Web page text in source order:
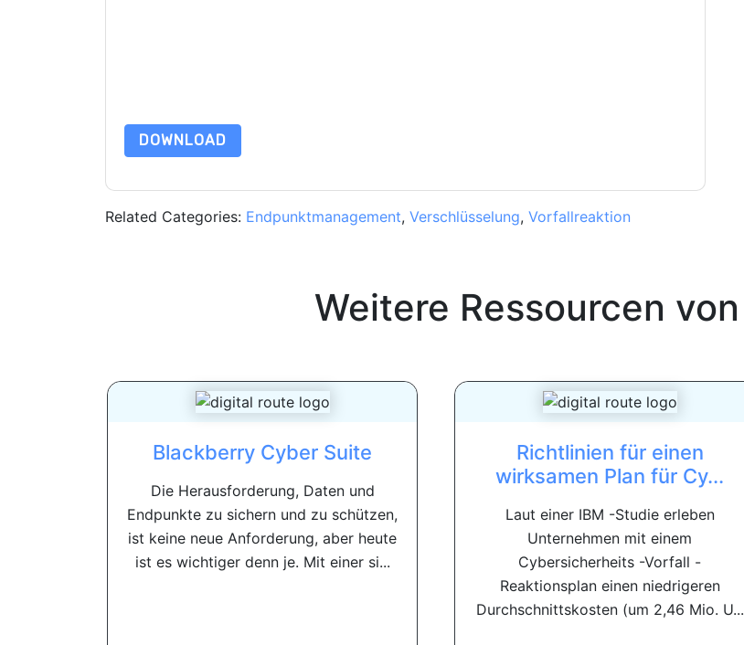
DOWNLOAD
Related Categories: Endpunktmanagement, Verschlüsselung, Vorfallreaktion
Weitere Ressourcen von
Blackberry Cyber ​​Suite
Die Herausforderung, Daten und
Endpunkte zu sichern und zu schützen,
ist keine neue Anforderung, aber heute
ist es wichtiger denn je. Mit einer si...
Richtlinien für einen
wirksamen Plan für Cy...
Laut einer IBM -Studie erleben
Unternehmen mit einem
Cybersicherheits -Vorfall -
Reaktionsplan einen niedrigeren
Durchschnittskosten (um 2,46 Mio. U...